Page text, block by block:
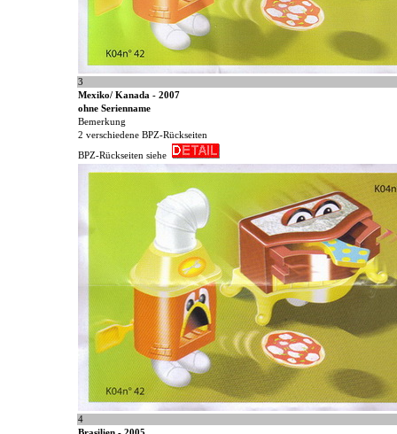
3
Mexiko/ Kanada - 2007
ohne Serienname
Bemerkung
2 verschiedene BPZ-Rückseiten
BPZ-Rückseiten siehe
4